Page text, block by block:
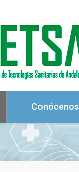
Conócenos